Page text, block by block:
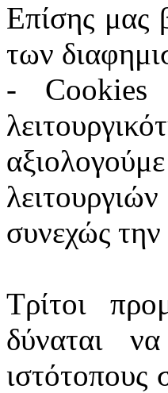
Επίσης μας
των
- Cookies
συνεχώς
Τρίτοι
δύναται
ιστότοπους